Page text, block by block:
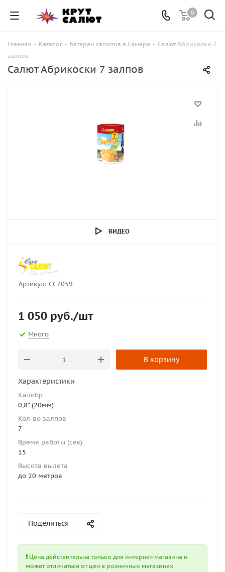
0
Главная - Каталог - Батареи салютов в Самаре - Салют Абрикоски 7
залпов
Салют Абрикоски 7 залпов
ВИДЕО
Артикул: СС7059
1 050 руб./шт
Много
В корзину
Характеристики
Калибр
0,8" (20мм)
Кол-во залпов
7
Время работы (сек)
15
Высота вылета
до 20 метров
Поделиться
Цена действительна только для интернет-магазина и
может отличаться от цен в розничных магазинах